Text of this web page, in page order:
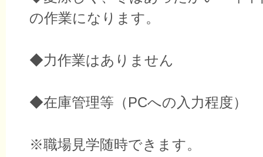
の作業になります。
◆力作業はありません
◆在庫管理等（PCへの入力程度）
※職場見学随時できます。